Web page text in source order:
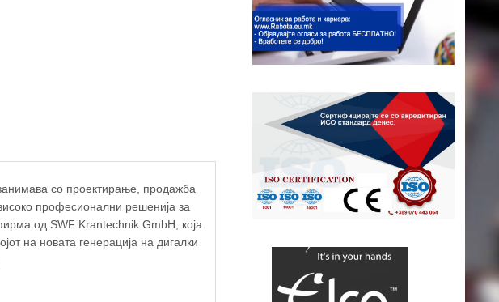
со проектирање, продажба
професионални решенија за
од SWF Krantechnik GmbH, која
на новата генерација на дигалки